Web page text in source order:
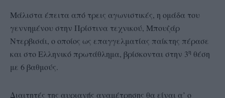
Μάλιστα έπειτα από τρεις αγωνιστικές, η ομάδα του
γεννημένου στην Πρίστινα τεχνικού, Μπουζάρ
Ντερβισάι, ο οποίος ως επαγγελματίας παίκτης πέρασε
και στο Ελληνικό πρωτάθλημα, βρίσκονται στην 3η θέση
με 6 βαθμούς.
Διαιτητές της αυριανής αναμέτρησης θα είναι α’ ο